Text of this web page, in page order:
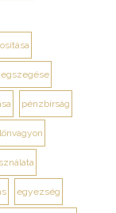
pénzbírság
egyezség